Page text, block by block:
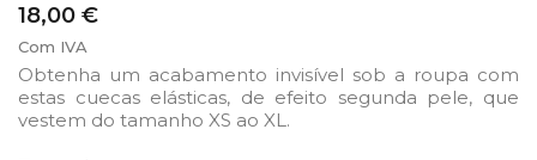
18,00 €
Com IVA
Obtenha um acabamento invisível sob a roupa com
estas cuecas elásticas, de efeito segunda pele, que
vestem do tamanho XS ao XL.